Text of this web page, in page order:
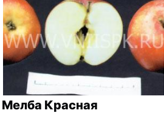
Мелба Красная